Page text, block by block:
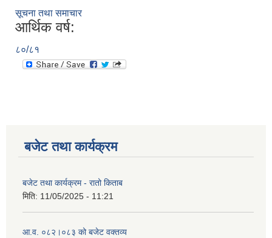
सूचना तथा समाचार
आर्थिक वर्ष:
८०/८१
बजेट तथा कार्यक्रम
बजेट तथा कार्यक्रम - रातो किताब
मिति: 11/05/2025 - 11:21
आ.व. ०८२।०८३ को बजेट वक्तव्य